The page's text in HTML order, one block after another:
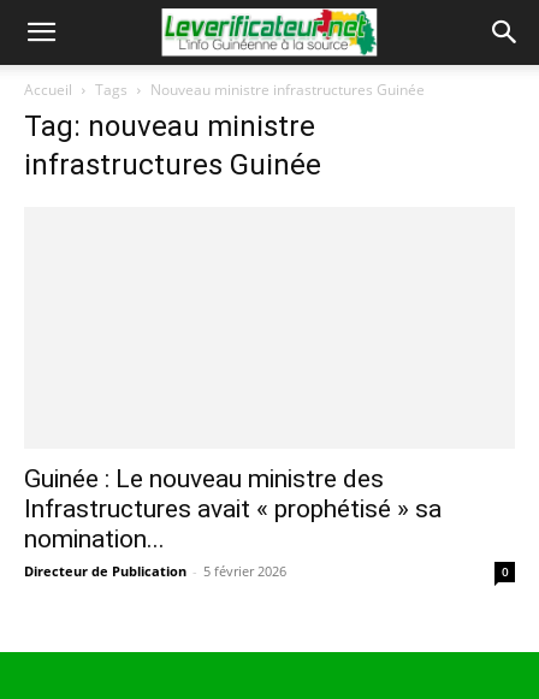
Accueil Tags Nouveau ministre infrastructures Guinée
Tag: nouveau ministre
infrastructures Guinée
Guinée : Le nouveau ministre des
Infrastructures avait « prophétisé » sa
nomination...
Directeur de Publication - 5 février 2026 0